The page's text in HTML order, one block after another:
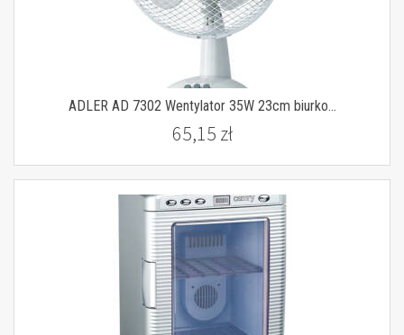
ADLER AD 7302 Wentylator 35W 23cm biurko...
65,15 zł